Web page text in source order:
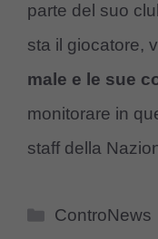
parte del suo
sta il giocatore,
male e le sue
monitorare in
staff della
Categorie
ControNews